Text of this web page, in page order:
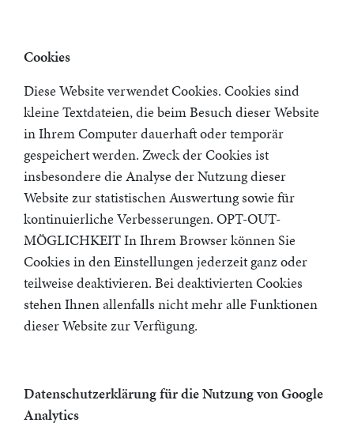
Cookies
Diese Website verwendet Cookies. Cookies sind
kleine Textdateien, die beim Besuch dieser Website
in Ihrem Computer dauerhaft oder temporär
gespeichert werden. Zweck der Cookies ist
insbesondere die Analyse der Nutzung dieser
Website zur statistischen Auswertung sowie für
kontinuierliche Verbesserungen. OPT-OUT-
MÖGLICHKEIT In Ihrem Browser können Sie
Cookies in den Einstellungen jederzeit ganz oder
teilweise deaktivieren. Bei deaktivierten Cookies
stehen Ihnen allenfalls nicht mehr alle Funktionen
dieser Website zur Verfügung.
Datenschutzerklärung für die Nutzung von Google
Analytics